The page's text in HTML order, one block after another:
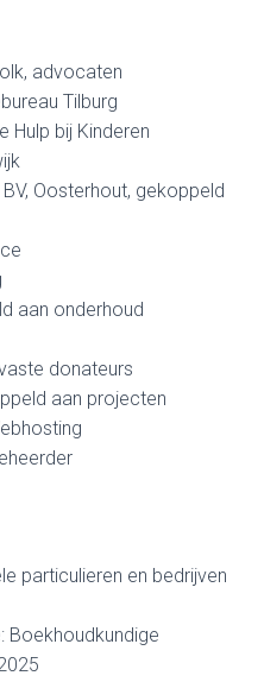
advocaten
Tilburg
Hulp bij Kinderen
Oosterhout, gekoppeld
aan onderhoud
donateurs
aan projecten
particulieren en bedrijven
Boekhoudkundige